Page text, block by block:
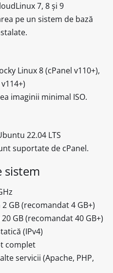
7, 8 și 9
pe un sistem de bază
Linux 8 (cPanel v110+),
imaginii minimal ISO.
22.04 LTS
suportate de cPanel.
sistem
GB (recomandat 4 GB+)
GB (recomandat 40 GB+)
(IPv4)
complet
servicii (Apache, PHP,